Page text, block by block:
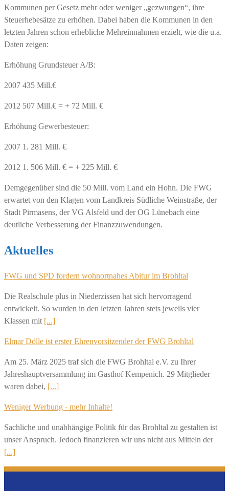
Kommunen per Gesetz mehr oder weniger „gezwungen“, ihre
Steuerhebesätze zu erhöhen. Dabei haben die Kommunen in den
letzten Jahren schon erhebliche Mehreinnahmen erzielt, wie die u.a.
Daten zeigen:
Erhöhung Grundsteuer A/B:
2007 435 Mill.€
2012 507 Mill.€ = + 72 Mill. €
Erhöhung Gewerbesteuer:
2007 1. 281 Mill. €
2012 1. 506 Mill. € = + 225 Mill. €
Demgegenüber sind die 50 Mill. vom Land ein Hohn. Die FWG
erwartet von den Klagen vom Landkreis Südliche Weinstraße, der
Stadt Pirmasens, der VG Alsfeld und der OG Lünebach eine
deutliche Verbesserung der Finanzzuwendungen.
Aktuelles
FWG und SPD fordern wohnortnahes Abitur im Brohltal
Die Realschule plus in Niederzissen hat sich hervorragend
entwickelt. So wurden in den letzten Jahren stets jeweils vier
Klassen mit [...]
Elmar Dölle ist erster Ehrenvorsitzender der FWG Brohltal
Am 25. März 2025 traf sich die FWG Brohltal e.V. zu Ihrer
Jahreshauptversammlung im Gasthof Kempenich. 29 Mitglieder
waren dabei, [...]
Weniger Werbung - mehr Inhalte!
Sachliche und unabhängige Politik für das Brohltal zu gestalten ist
unser Anspruch. Jedoch finanzieren wir uns nicht aus Mitteln der
[...]